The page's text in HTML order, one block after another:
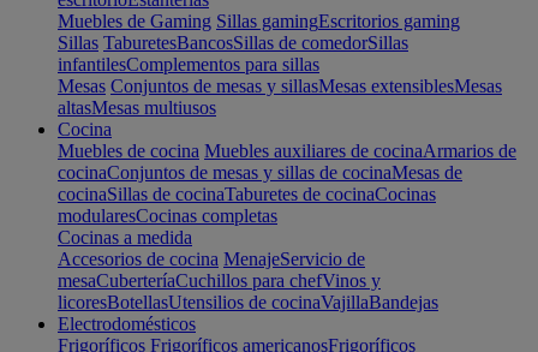
Muebles de Gaming Sillas gamingEscritorios gaming
Sillas TaburetesBancosSillas de comedorSillas
infantilesComplementos para sillas
Mesas Conjuntos de mesas y sillasMesas extensiblesMesas
altasMesas multiusos
Cocina
Muebles de cocina Muebles auxiliares de cocinaArmarios de
cocinaConjuntos de mesas y sillas de cocinaMesas de
cocinaSillas de cocinaTaburetes de cocinaCocinas
modularesCocinas completas
Cocinas a medida
Accesorios de cocina MenajeServicio de
mesaCuberteríaCuchillos para chefVinos y
licoresBotellasUtensilios de cocinaVajillaBandejas
Electrodomésticos
Frigoríficos Frigoríficos americanosFrigoríficos